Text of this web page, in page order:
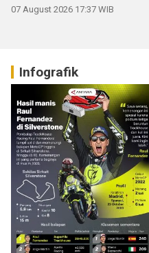
07 August 2026 17:37 WIB
Infografik